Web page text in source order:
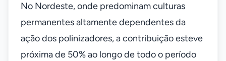
No Nordeste, onde predominam culturas
permanentes altamente dependentes da
ação dos polinizadores, a contribuição esteve
próxima de 50% ao longo de todo o período